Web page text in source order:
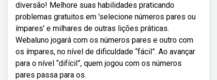
diversão! Melhore suas habilidades praticando
problemas gratuitos em 'selecione números pares ou
ímpares' e milhares de outras lições práticas.
Webaluno jogará com os números pares e outro com
os ímpares, no nível de dificuldade “fácil”. Ao avançar
para o nível “difícil”, quem jogou com os números
pares passa para os.